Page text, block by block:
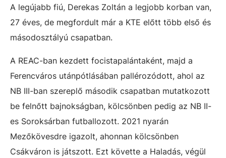
A legújabb fiú, Derekas Zoltán a legjobb korban van,
27 éves, de megfordult már a KTE előtt több első és
másodosztályú csapatban.
A REAC-ban kezdett focistapalántaként, majd a
Ferencváros utánpótlásában pallérozódott, ahol az
NB III-ban szereplő második csapatban mutatkozott
be felnőtt bajnokságban, kölcsönben pedig az NB II-
es Soroksárban futballozott. 2021 nyarán
Mezőkövesdre igazolt, ahonnan kölcsönben
Csákváron is játszott. Ezt követte a Haladás, végül